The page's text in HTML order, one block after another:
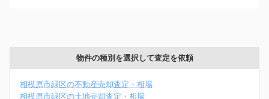
物件の種別を選択して査定を依頼
相模原市緑区の不動産売却査定・相場
相模原市緑区の土地売却査定・相場